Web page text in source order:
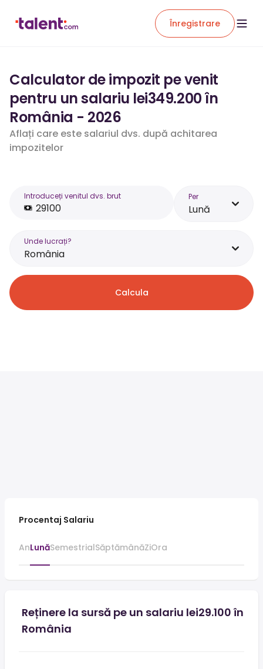
Înregistrare
Calculator de impozit pe venit
pentru un salariu lei349.200 în
România - 2026
Aflați care este salariul dvs. după achitarea
impozitelor
Introduceți venitul dvs. brut Per
Lună
Unde lucrați?
România
Calcula
Procentaj Salariu
AnLunăSemestrialSăptămânăZiOra
Reținere la sursă pe un salariu lei29.100 în
România